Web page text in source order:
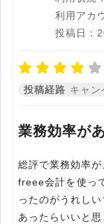
利用アカ
投稿日：
投稿経路 キャン
業務効率が
総評で業務効率が
freee会計を使っ
ったのがうれしい
あったらいいと